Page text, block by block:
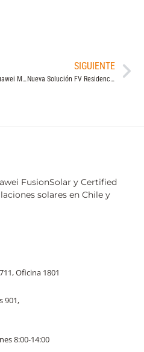
Unboxing Inversor Huawei Monofásico de 8kW y 10kW – SUN2000-8/10K-LC0
SIGUIENTE
Nueva Solución FV Residencial de Huawei | WEBINAR
FusionSolar y Certified
solares en Chile y
Oficina 1801
901,
8:00-14:00